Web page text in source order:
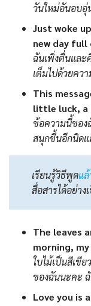
วันใหม่อันอบอุ่
Just woke
new day full
ฉันเพิ่งตื่นแล
เต็มไปด้วยคว
This
little luck, a
ข้อความนี้ของ
สนุกขึ้นอีกนิดแ
เรียนรู้วิธีพูดแ
สื่อสารได้อย่า
The leaves
morning,
ใบไม้เป็นสีเขี
ของฉันนะคะ
Love you is